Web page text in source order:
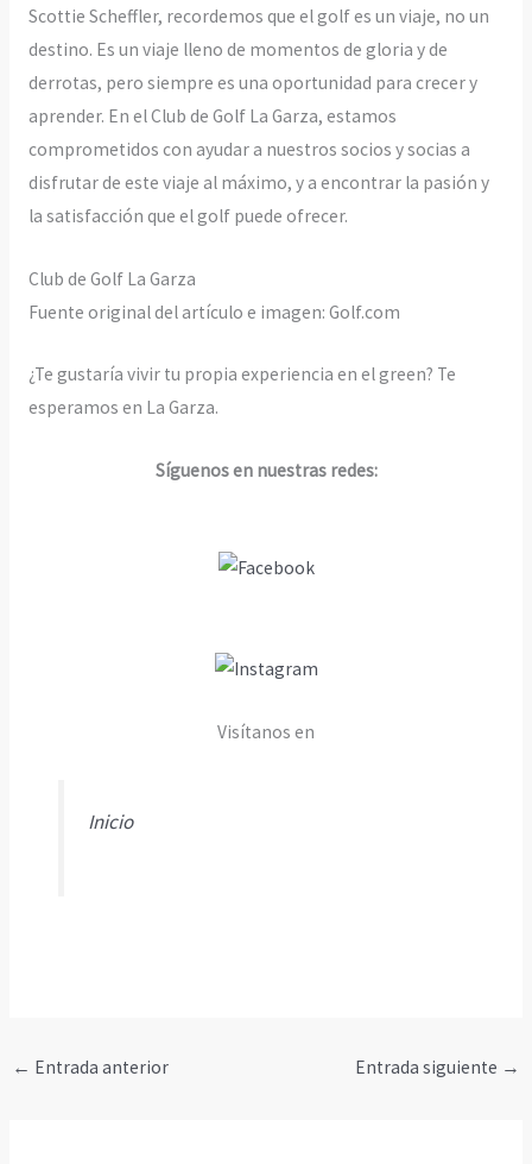
Scottie Scheffler, recordemos que el golf es un viaje, no un
destino. Es un viaje lleno de momentos de gloria y de
derrotas, pero siempre es una oportunidad para crecer y
aprender. En el Club de Golf La Garza, estamos
comprometidos con ayudar a nuestros socios y socias a
disfrutar de este viaje al máximo, y a encontrar la pasión y
la satisfacción que el golf puede ofrecer.
Club de Golf La Garza
Fuente original del artículo e imagen: Golf.com
¿Te gustaría vivir tu propia experiencia en el green? Te
esperamos en La Garza.
Síguenos en nuestras redes:
Visítanos en
Inicio
← Entrada anterior Entrada siguiente →